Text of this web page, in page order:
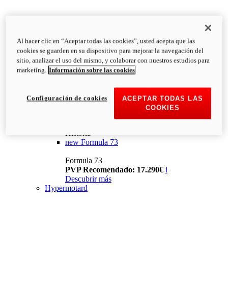
Historia
new Formula 73
Formula 73
PVP Recomendado: 17.290€ i
Descubrir más
Hypermotard
Al hacer clic en “Aceptar todas las cookies”, usted acepta que las
cookies se guarden en su dispositivo para mejorar la navegación del
sitio, analizar el uso del mismo, y colaborar con nuestros estudios para
marketing. Información sobre las cookies
ACEPTAR TODAS LAS
COOKIES
Configuración de cookies